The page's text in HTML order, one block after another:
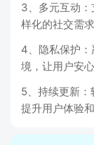
3、多元互动
样化的社交需
4、隐私保护
境，让用户安心
5、持续更新
提升用户体验